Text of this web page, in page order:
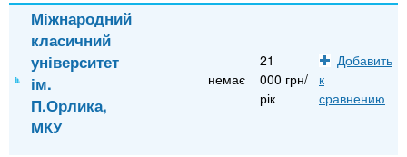
Міжнародний
класичний
університет
ім.
П.Орлика,
МКУ
немає
21
000 грн/
рік
Добавить
к
сравнению